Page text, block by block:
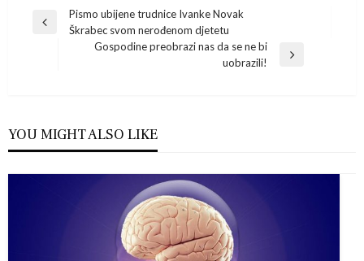
Navigacija
objava
Previous
Pismo ubijene trudnice Ivanke Novak
Škrabec svom nerođenom djetetu
Gospodine preobrazi nas da se ne bi
uobrazili!
YOU MIGHT ALSO LIKE